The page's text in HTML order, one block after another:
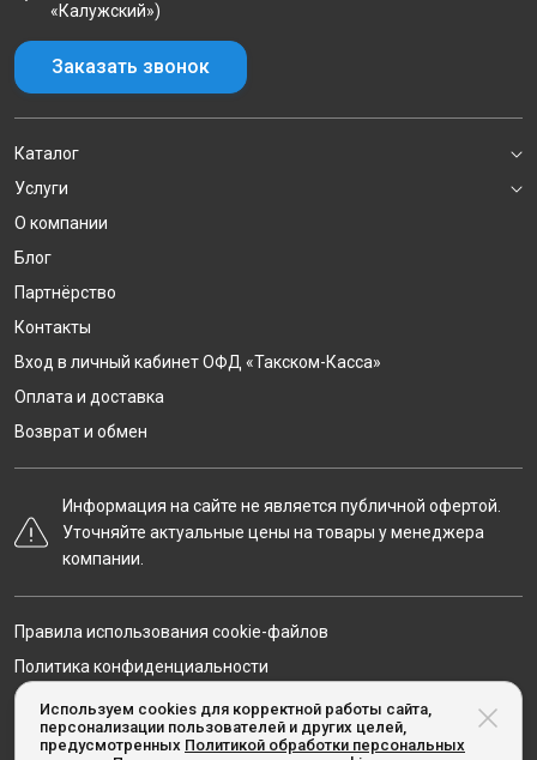
Используем cookies для корректной работы сайта,
персонализации пользователей и других целей,
предусмотренных Политикой обработки персональных
«Калужский»)
Заказать звонок
Каталог
Услуги
О компании
Блог
Партнёрство
Контакты
Вход в личный кабинет ОФД «Такском-Касса»
Оплата и доставка
Возврат и обмен
Информация на сайте не является публичной офертой.
Уточняйте актуальные цены на товары у менеджера
компании.
Правила использования cookie-файлов
Политика конфиденциальности
Карта сайта